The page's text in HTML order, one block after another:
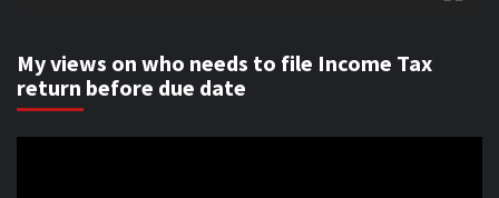
My views on who needs to file Income Tax
return before due date